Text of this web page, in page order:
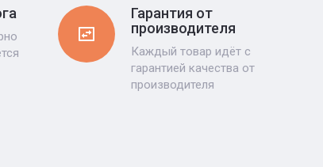
Гарантия от
производителя
Каждый товар идёт с
гарантией качества от
производителя